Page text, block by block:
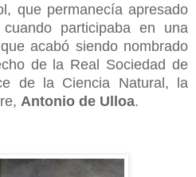
que permanecía apresado
participaba en una
acabó siendo nombrado
de la Real Sociedad de
de la Ciencia Natural, la
Antonio de Ulloa.